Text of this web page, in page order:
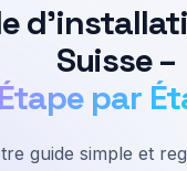
Suisse –
Étape par
guide simple et